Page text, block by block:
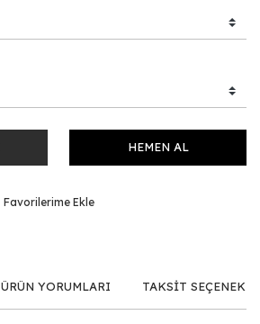
HEMEN AL
ÜRÜN YORUMLARI TAKSİT